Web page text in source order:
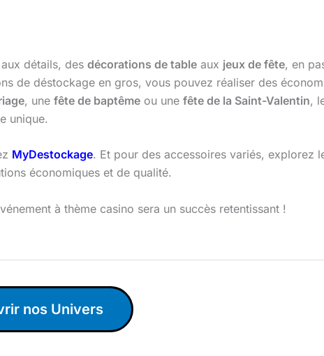
détails, des décorations de table aux jeux de fête, en
de déstockage en gros, vous pouvez réaliser des
, une fête de baptême ou une fête de la Saint-Valentin,
unique.
MyDestockage. Et pour des accessoires variés, explorez
économiques et de qualité.
à thème casino sera un succès retentissant !
nos Univers